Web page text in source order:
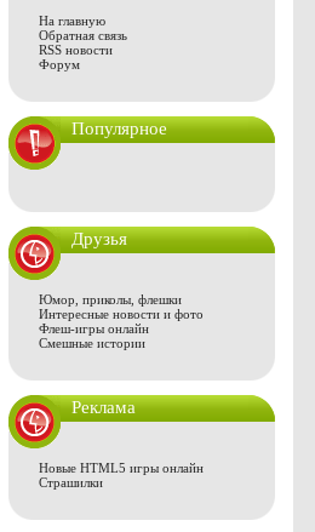
На главную
Обратная связь
RSS новости
Форум
Популярное
Друзья
Юмор, приколы, флешки
Интересные новости и фото
Флеш-игры онлайн
Смешные истории
Реклама
Новые HTML5 игры онлайн
Страшилки